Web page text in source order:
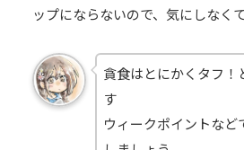
ップにならないので、気にしなく
貪食はとにかくタフ！
す
ウィークポイントなど